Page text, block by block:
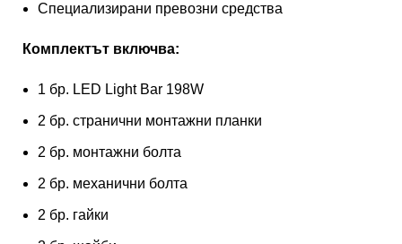
Специализирани превозни средства
Комплектът включва:
1 бр. LED Light Bar 198W
2 бр. странични монтажни планки
2 бр. монтажни болта
2 бр. механични болта
2 бр. гайки